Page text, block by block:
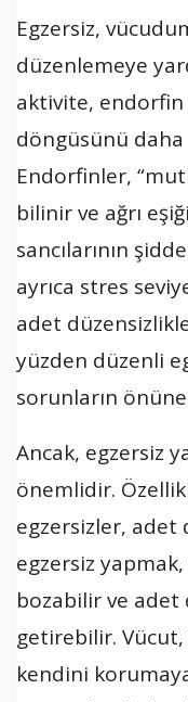
Egzersiz,
düzenlemeye
aktivite, endorfin
döngüsünü
Endorfinler,
bilinir ve ağrı
sancılarının
ayrıca stres
adet
yüzden düzenli
sorunların
Ancak, egzersiz
önemlidir.
egzersizler, adet
egzersiz
bozabilir ve adet
getirebilir. Vücut,
kendini